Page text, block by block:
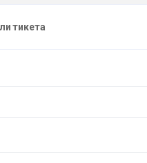
тикета